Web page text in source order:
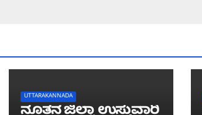
UTTARAKANNADA